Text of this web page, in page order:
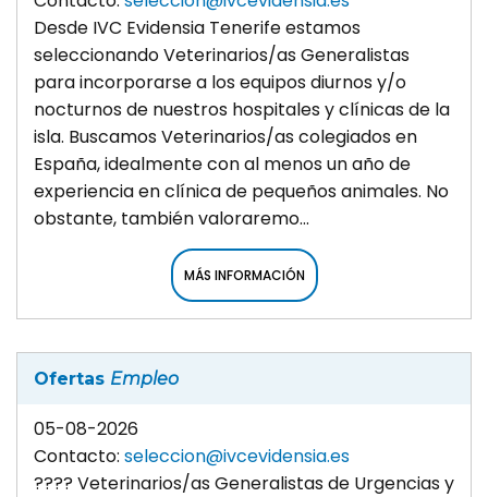
Desde IVC Evidensia Tenerife estamos
seleccionando Veterinarios/as Generalistas
para incorporarse a los equipos diurnos y/o
nocturnos de nuestros hospitales y clínicas de la
isla. Buscamos Veterinarios/as colegiados en
España, idealmente con al menos un año de
experiencia en clínica de pequeños animales. No
obstante, también valoraremo...
MÁS INFORMACIÓN
Ofertas Empleo
05-08-2026
Contacto: seleccion@ivcevidensia.es
???? Veterinarios/as Generalistas de Urgencias y